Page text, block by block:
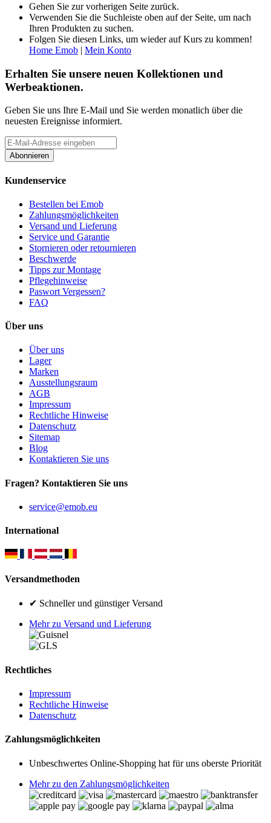
Gehen Sie zur vorherigen Seite zurück.
Verwenden Sie die Suchleiste oben auf der Seite, um nach
Ihren Produkten zu suchen.
Folgen Sie diesen Links, um wieder auf Kurs zu kommen!
Home Emob | Mein Konto
Erhalten Sie unsere neuen Kollektionen und
Werbeaktionen.
Geben Sie uns Ihre E-Mail und Sie werden monatlich über die
neuesten Ereignisse informiert.
Abonnieren
Kundenservice
Bestellen bei Emob
Zahlungsmöglichkeiten
Versand und Lieferung
Service und Garantie
Stornieren oder retournieren
Beschwerde
Tipps zur Montage
Pflegehinweise
Paswort Vergessen?
FAQ
Über uns
Über uns
Lager
Marken
Ausstellungsraum
AGB
Impressum
Rechtliche Hinweise
Datenschutz
Sitemap
Blog
Kontaktieren Sie uns
Fragen? Kontaktieren Sie uns
service@emob.eu
International
Versandmethoden
✔ Schneller und günstiger Versand
Mehr zu Versand und Lieferung
Rechtliches
Impressum
Rechtliche Hinweise
Datenschutz
Zahlungsmöglichkeiten
Unbeschwertes Online-Shopping hat für uns oberste Priorität
Mehr zu den Zahlungsmöglichkeiten